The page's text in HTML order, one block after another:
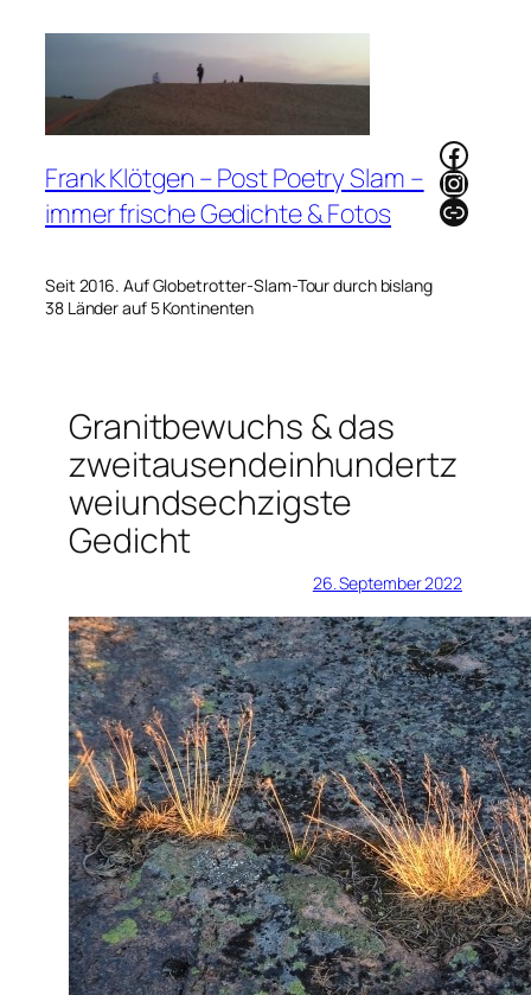
Frank Klötgen – Post Poetry Slam –
immer frische Gedichte & Fotos
Seit 2016. Auf Globetrotter-Slam-Tour durch bislang
38 Länder auf 5 Kontinenten
Link
Granitbewuchs & das
zweitausendeinhundertz
weiundsechzigste
Gedicht
26. September 2022